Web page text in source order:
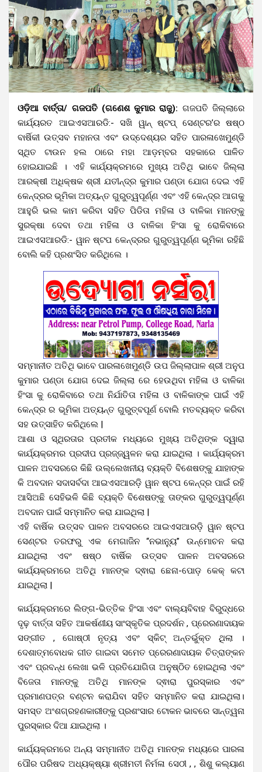
ଓଡ଼ିଆ ବାର୍ତ୍ତା/ ଗଜପତି (ଗଣେଶ କୁମାର ରାଜୁ): ଗଜପତି ଜିଲ୍ଲାରେ
କାର୍ଯ୍ୟରତ ଆଇଏସଆରଡି:- ସଖି ୱାନ୍ ଷ୍ଟପ୍ ସେଣ୍ଟର’ର ଷଷ୍ଠ
ବାର୍ଷିକୀ ଉତ୍ସବ ମହାନତା ଏବଂ ଉଦ୍ଦେଶ୍ୟର ସହିତ ପାରଳାଖେମୁଣ୍ଡି
ସ୍ଥିତ ଟାଉନ ହଲ ଠାରେ ମହା ଆଡ଼ମ୍ବର ସହକାରେ ପାଳିତ
ହୋଇଯାଇଛି । ଏହି କାର୍ଯ୍ୟକ୍ରମରେ ମୁଖ୍ୟ ଅତିଥି ଭାବେ ଜିଲ୍ଲା
ଆରକ୍ଷୀ ଅଧିକ୍ଷକ ଶ୍ରୀ ଯତୀନ୍ଦ୍ର କୁମାର ପଣ୍ଡା ଯୋଗ ଦେଇ ଏହି
କେନ୍ଦ୍ରର ଭୂମିକା ଅତ୍ୟନ୍ତ ଗୁରୁତ୍ୱପୂର୍ଣ୍ଣ ଏବଂ ଏହି କେନ୍ଦ୍ର ଆଗକୁ
ଆହୁରି ଭଲ କାମ କରିବା ସହିତ ପିଡିତା ମହିଳା ଓ ବାଳିକା ମାନଙ୍କୁ
ସୁରକ୍ଷା ଦେବା ତଥା ମହିଳା ଓ ବାଳିକା ହିଂସା କୁ ରୋକିବାରେ
ଆଇଏସଆରଡି:- ୱାନ ଷ୍ଟପ କେନ୍ଦ୍ରର ଗୁରୁତ୍ୱପୂର୍ଣ୍ଣ ଭୂମିକା ରହିଛି
ବୋଲି କହି ପ୍ରଶଂସିତ କରିଥିଲେ ।
ସମ୍ମାନୀତ ଅତିଥି ଭାବେ ପାରଳାଖେମୁଣ୍ଡି ଉପ ଜିଲ୍ଲାପାଳ ଶ୍ରୀ ଅନୁପ
କୁମାର ପଣ୍ଡା ଯୋଗ ଦେଇ ଜିଲ୍ଲା ରେ ହେଉଥିବା ମହିଳା ଓ ବାଳିକା
ହିଂସା କୁ ରୋକିବାରେ ତଥା ନିର୍ଯାତିତା ମହିଳା ଓ ବାଳିକାଙ୍କ ପାଇଁ ଏହି
କେନ୍ଦ୍ର ର ଭୂମିକା ଅତ୍ୟନ୍ତ ଗୁରୁତ୍ବପୂର୍ଣ ବୋଲି ମତବ୍ୟକ୍ତ କରିବା
ସହ ଉତ୍ସାହିତ କରିଥିଲେ |
ଆଶା ଓ ସ୍ଥିରତାର ପ୍ରତୀକ ମଧ୍ୟରେ ମୁଖ୍ୟ ଅତିଥିଙ୍କ ଦ୍ୱାରା
କାର୍ଯ୍ୟକ୍ରମର ପ୍ରଦୀପ ପ୍ରଜ୍ଜ୍ୱଳନ କରା ଯାଇଥିଲା । କାର୍ଯ୍ୟକ୍ରମ
ପାଳନ ଅବସରରେ କିଛି ଉଲ୍ଲେଖନୀୟ ବ୍ୟକ୍ତି ବିଶେଷଙ୍କୁ ଯାହାଙ୍କ
କି ଅବଦାନ ସଦାସର୍ବଦା ଆଇଏସଆରଡ଼ି ୱାନ ଷ୍ଟପ କେନ୍ଦ୍ର ପାଇଁ ରହି
ଆସିଅଛି ସେହିଭଳି କିଛି ବ୍ୟକ୍ତି ବିଶେଷଙ୍କୁ ତାଙ୍କର ଗୁରୁତ୍ୱପୂର୍ଣ୍ଣ
ଅବଦାନ ପାଇଁ ସମ୍ମାନିତ କରା ଯାଇଥିଲା |
ଏହି ବାର୍ଷିକ ଉତ୍ସବ ପାଳନ ଅବସରରେ ଆଇଏସଆରଡ଼ି ୱାନ ଷ୍ଟପ
ସେଣ୍ଟର ତରଫରୁ ଏକ ମେଗାଜିନ “ନଭାନ୍ୟୁ” ଉନ୍ମୋଚନ କରା
ଯାଇଥିଲା ଏବଂ ଷଷ୍ଠ ବାର୍ଷିକ ଉତ୍ସବ ପାଳନ ଅବସରରେ
କାର୍ଯ୍ୟକ୍ରମରେ ଅତିଥି ମାନଙ୍କ ଦ୍ଵାରା ଛେନା-ପୋଡ଼ କେକ୍ କଟା
ଯାଇଥିଲା |
କାର୍ଯ୍ୟକ୍ରମରେ ଲିଙ୍ଗ-ଭିତ୍ତିକ ହିଂସା ଏବଂ ବାଲ୍ୟବିବାହ ବିରୁଦ୍ଧରେ
ଦୃଢ଼ ବାର୍ତ୍ତା ସହିତ ଆକର୍ଷଣୀୟ ସାଂସ୍କୃତିକ ପ୍ରଦର୍ଶନ , ପ୍ରେରଣାଦାୟକ
ସଙ୍ଗୀତ , ଗୋଷ୍ଠୀ ନୃତ୍ୟ ଏବଂ ସ୍କିଟ୍ ଅନ୍ତର୍ଭୁକ୍ତ ଥିଲା ।
ଦେଶାତ୍ମବୋଧକ ଗୀତ ଗାଇବା ସମେତ ପ୍ରେରଣାଦାୟକ ଚିତ୍ରାଙ୍କନ
ଏବଂ ପ୍ରବନ୍ଧ ଲେଖା ଭଳି ପ୍ରତିଯୋଗିତା ଅନୁଷ୍ଠିତ ହୋଇଥିଲା ଏବଂ
ବିଜେତା ମାନଙ୍କୁ ଅତିଥି ମାନଙ୍କ ଦ୍ଵାରା ପୁରସ୍କାର ଏବଂ
ପ୍ରମାଣପତ୍ର ବଣ୍ଟନ କରାଯିବା ସହିତ ସମ୍ମାନିତ କରା ଯାଇଥିଲା।
ସମସ୍ତ ଅଂଶଗ୍ରହଣକାରୀଙ୍କୁ ପ୍ରଶଂସାର ଟୋକନ ଭାବରେ ସାନ୍ତ୍ୱନା
ପୁରସ୍କାର ଦିଆ ଯାଇଥିଲା ।
କାର୍ଯ୍ୟକ୍ରମରେ ଅନ୍ୟ ସମ୍ମାନୀତ ଅତିଥି ମାନଙ୍କ ମଧ୍ୟରେ ପାରଳା
ପୌର ପରିଷଦ ଅଧ୍ୟକ୍ଷ୍ୟା ଶ୍ରୀମତୀ ନିର୍ମଳା ସେଠୀ , , ଶିଶୁ କଲ୍ୟାଣ